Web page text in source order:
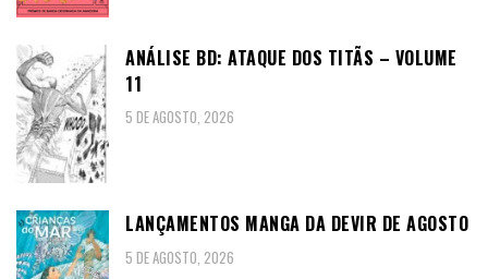
ANÁLISE BD: ATAQUE DOS TITÃS – VOLUME
11
5 DE AGOSTO, 2026
LANÇAMENTOS MANGA DA DEVIR DE AGOSTO
5 DE AGOSTO, 2026